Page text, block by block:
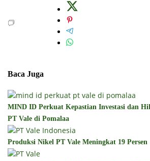
Baca Juga
MIND ID Perkuat Kepastian Investasi dan
PT Vale di Pomalaa
Produksi Nikel PT Vale Meningkat 19 Persen